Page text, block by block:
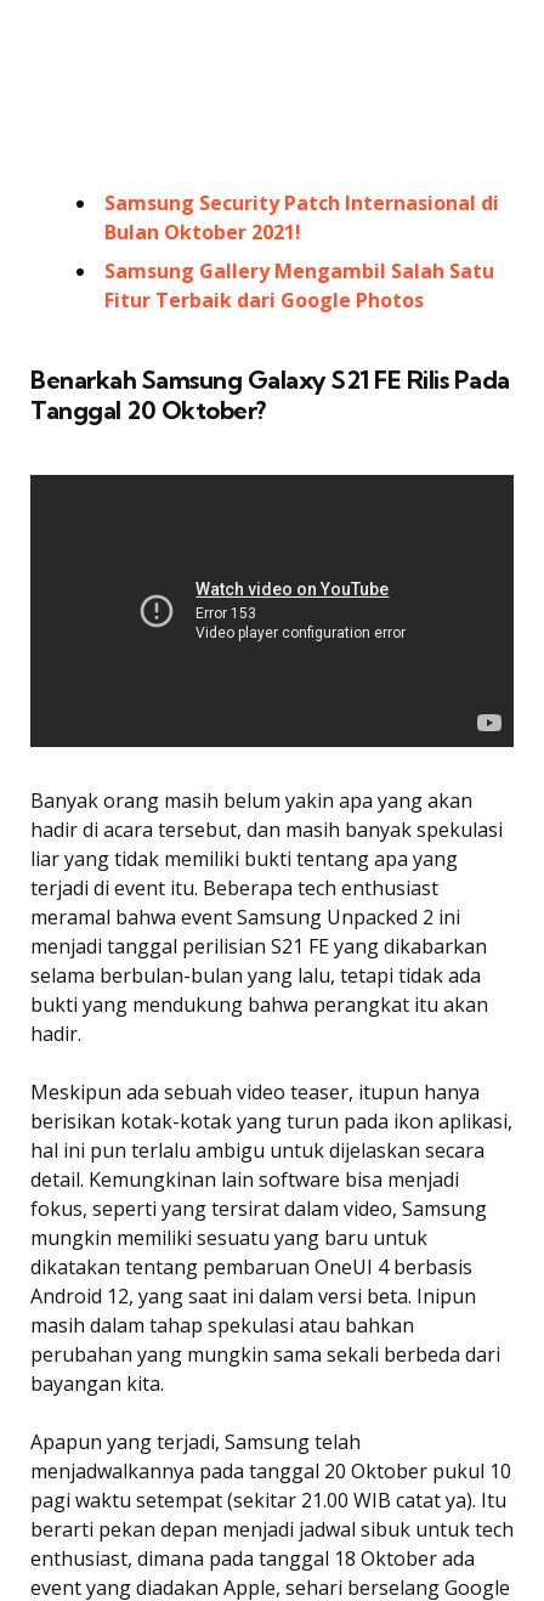
Samsung Security Patch Internasional di
Bulan Oktober 2021!
Samsung Gallery Mengambil Salah Satu
Fitur Terbaik dari Google Photos
Benarkah Samsung Galaxy S21 FE Rilis Pada
Tanggal 20 Oktober?
Banyak orang masih belum yakin apa yang akan
hadir di acara tersebut, dan masih banyak spekulasi
liar yang tidak memiliki bukti tentang apa yang
terjadi di event itu. Beberapa tech enthusiast
meramal bahwa event Samsung Unpacked 2 ini
menjadi tanggal perilisian S21 FE yang dikabarkan
selama berbulan-bulan yang lalu, tetapi tidak ada
bukti yang mendukung bahwa perangkat itu akan
hadir.
Meskipun ada sebuah video teaser, itupun hanya
berisikan kotak-kotak yang turun pada ikon aplikasi,
hal ini pun terlalu ambigu untuk dijelaskan secara
detail. Kemungkinan lain software bisa menjadi
fokus, seperti yang tersirat dalam video, Samsung
mungkin memiliki sesuatu yang baru untuk
dikatakan tentang pembaruan OneUI 4 berbasis
Android 12, yang saat ini dalam versi beta. Inipun
masih dalam tahap spekulasi atau bahkan
perubahan yang mungkin sama sekali berbeda dari
bayangan kita.
Apapun yang terjadi, Samsung telah
menjadwalkannya pada tanggal 20 Oktober pukul 10
pagi waktu setempat (sekitar 21.00 WIB catat ya). Itu
berarti pekan depan menjadi jadwal sibuk untuk tech
enthusiast, dimana pada tanggal 18 Oktober ada
event yang diadakan Apple, sehari berselang Google